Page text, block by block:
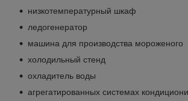
низкотемпературный шкаф
ледогенератор
машина для производства мороженого
холодильный стенд
охладитель воды
агрегатированных системах